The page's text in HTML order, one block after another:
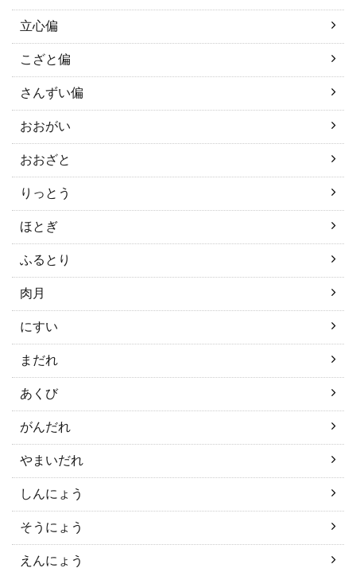
立心偏
こざと偏
さんずい偏
おおがい
おおざと
りっとう
ほとぎ
ふるとり
肉月
にすい
まだれ
あくび
がんだれ
やまいだれ
しんにょう
そうにょう
えんにょう